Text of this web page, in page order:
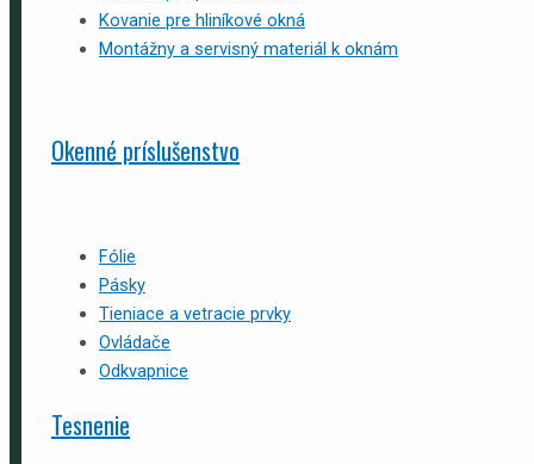
Kovanie pre hliníkové okná
Montážny a servisný materiál k oknám
Okenné príslušenstvo
Fólie
Pásky
Tieniace a vetracie prvky
Ovládače
Odkvapnice
Tesnenie